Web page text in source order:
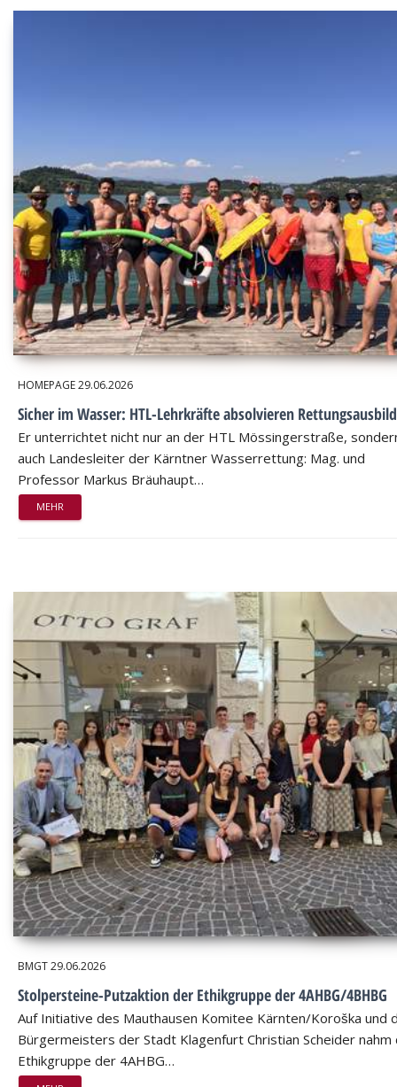
HOMEPAGE29.06.2026
Sicher im Wasser: HTL-Lehrkräfte absolvieren
Er unterrichtet nicht nur an der HTL Mössingerstraße,
auch Landesleiter der Kärntner Wasserrettung: Mag. und
Professor Markus Bräuhaupt…
MEHR
BMGT29.06.2026
Stolpersteine-Putzaktion der Ethikgruppe der 4AHBG/4BHBG
Auf Initiative des Mauthausen Komitee Kärnten/Koroška und
Bürgermeisters der Stadt Klagenfurt Christian Scheider nahm
Ethikgruppe der 4AHBG…